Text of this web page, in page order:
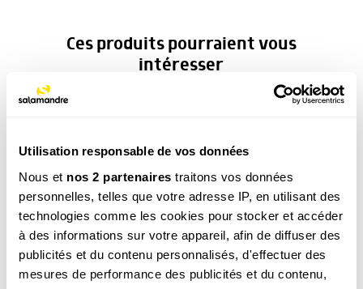
Utilisation responsable de vos données
Nous et nos 2 partenaires traitons vos données
personnelles, telles que votre adresse IP, en utilisant des
technologies comme les cookies pour stocker et accéder
à des informations sur votre appareil, afin de diffuser des
publicités et du contenu personnalisés, d'effectuer des
mesures de performance des publicités et du contenu,
Ces produits pourraient vous
intéresser
Une vie pour la
nature
19.90 €
Agir pour la nature – Balcons
et terrasses
19.90€